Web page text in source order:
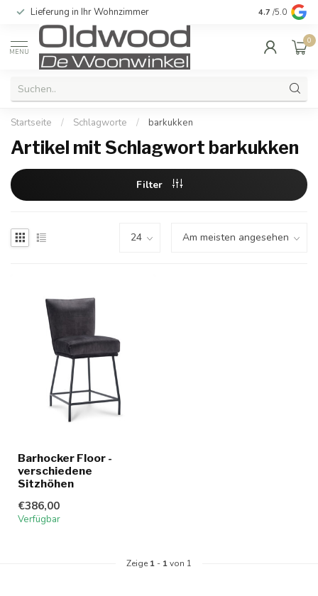
Lieferung in Ihr Wohnzimmer Qualität und
4.7 /5.0
MENU
0
Startseite / Schlagworte / barkukken
Artikel mit Schlagwort barkukken
Filter
Barhocker Floor -
verschiedene
Sitzhöhen
€386,00
Verfügbar
Zeige 1 - 1von 1